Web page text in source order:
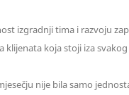
izgradnji tima i razvoju
koja stoji iza
nije bila samo